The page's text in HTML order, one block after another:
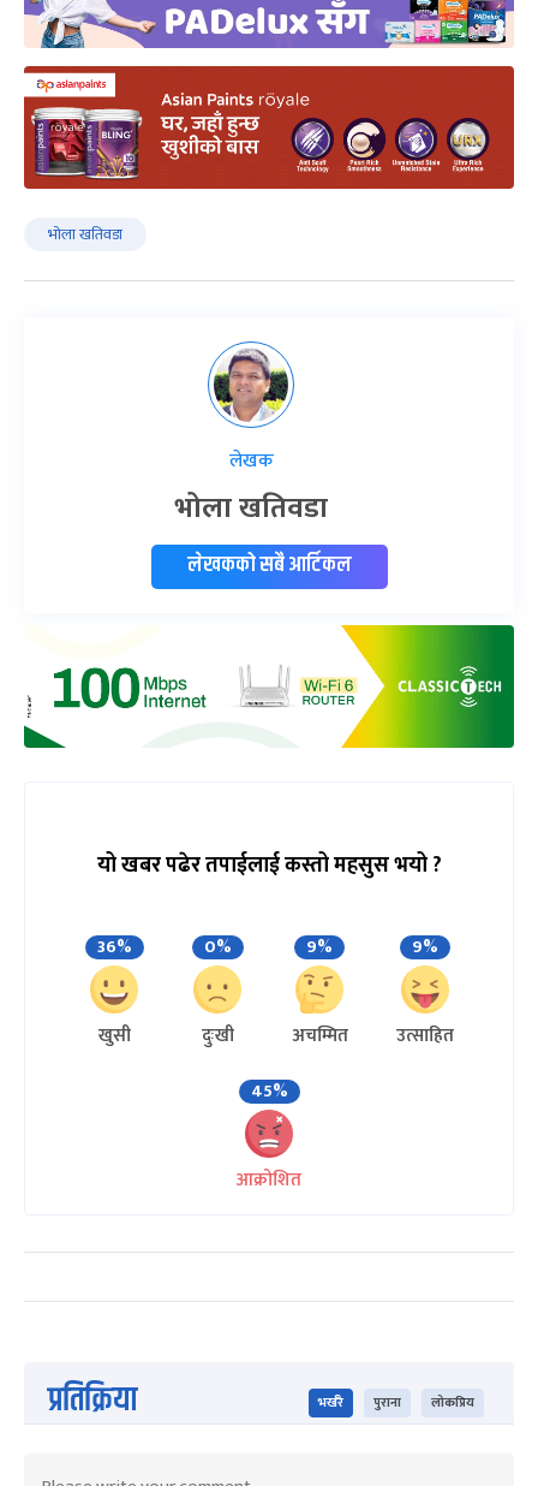
भोला खतिवडा
लेखक
भोला खतिवडा
लेखकको सबै आर्टिकल
यो खबर पढेर तपाईलाई कस्तो महसुस भयो ?
36%
खुसी
0%
दुःखी
9%
अचम्मित
9%
उत्साहित
45%
आक्रोशित
प्रतिक्रिया भर्खरै पुराना लोकप्रिय